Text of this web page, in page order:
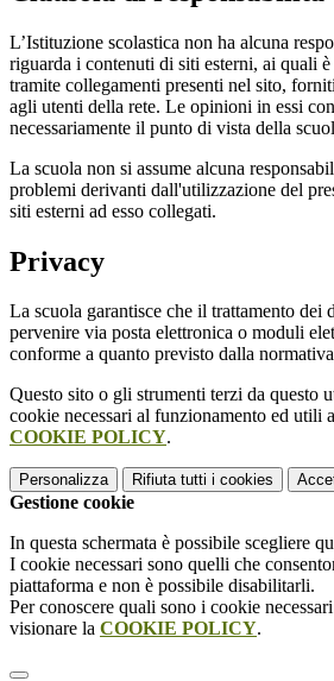
L’Istituzione scolastica non ha alcuna
riguarda i contenuti di siti esterni, ai quali è
tramite collegamenti presenti nel sito,
agli utenti della rete. Le opinioni in essi
necessariamente il punto di vista della
La scuola non si assume alcuna
problemi derivanti dall'utilizzazione del
siti esterni ad esso collegati.
Privacy
La scuola garantisce che il trattamento dei
pervenire via posta elettronica o moduli
conforme a quanto previsto dalla
Questo sito o gli strumenti terzi da questo
cookie necessari al funzionamento ed utili
COOKIE POLICY.
Personalizza Rifiuta tutti i cookies
Gestione cookie
In questa schermata è possibile scegliere
I cookie necessari sono quelli che
piattaforma e non è possibile disabilitarli.
Per conoscere quali sono i cookie
visionare la COOKIE POLICY.